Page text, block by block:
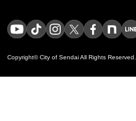
Copyright© City of SendaiAll Rights Reserved.